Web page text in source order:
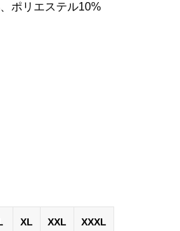
ポリエステル10%
XL XXL XXXL